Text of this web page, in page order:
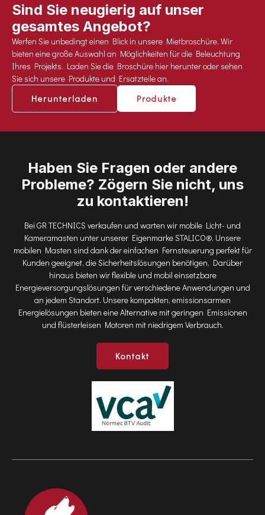
Sind Sie neugierig auf unser
gesamtes Angebot?
Werfen Sie unbedingt einen Blick in unsere Mietbroschüre. Wir
bieten eine große Auswahl an Möglichkeiten für die Beleuchtung
Ihres Projekts. Laden Sie die Broschüre hier herunter oder sehen
Sie sich unsere Produkte und Ersatzteile an.
Herunterladen
Produkte
Haben Sie Fragen oder andere
Probleme? Zögern Sie nicht, uns
zu kontaktieren!
Bei GR TECHNICS verkaufen und warten wir mobile Licht- und
Kameramasten unter unserer Eigenmarke STALICO®. Unsere
mobilen Masten sind dank der einfachen Fernsteuerung perfekt für
Kunden geeignet, die Sicherheitslösungen benötigen. Darüber
hinaus bieten wir flexible und mobil einsetzbare
Energieversorgungslösungen für verschiedene Anwendungen und
an jedem Standort. Unsere kompakten, emissionsarmen
Energielösungen bieten eine Alternative mit geringen Emissionen
und flüsterleisen Motoren mit niedrigem Verbrauch.
Kontakt